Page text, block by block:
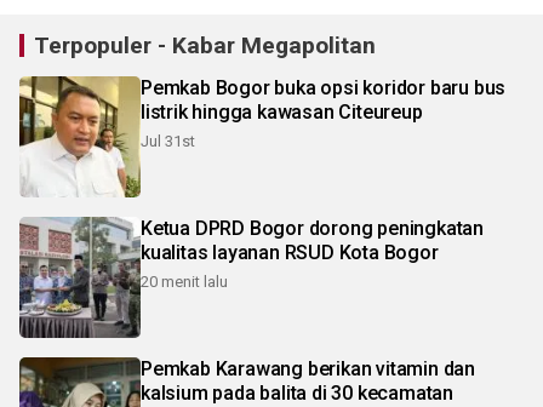
Terpopuler - Kabar Megapolitan
Pemkab Bogor buka opsi koridor baru bus
listrik hingga kawasan Citeureup
Jul 31st
Ketua DPRD Bogor dorong peningkatan
kualitas layanan RSUD Kota Bogor
20 menit lalu
Pemkab Karawang berikan vitamin dan
kalsium pada balita di 30 kecamatan